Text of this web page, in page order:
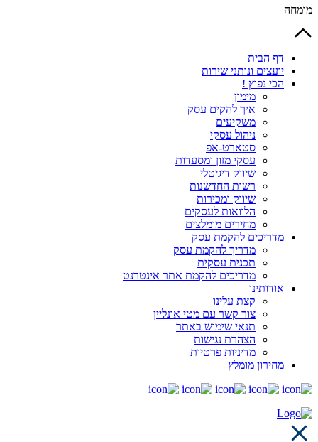
מומחה
דף הבית
יועצים ונותני שירות
הכי נפוץ !
מימון
איך להקים עסק
משקיעים
ניהול עסקי
סטארט-אפ
עסקי מזון ומסעדות
שיווק דיגיטלי
רשות החדשנות
שיווק ומכירות
הלוואות לעסקים
מחירים מומלצים
מדריכים להקמת עסק
מדריך להקמת עסק
תכנית עסקית
מדריכים להקמת אתר אינטרנט
אודותינו
קצת עלינו
צור קשר עם מטי אונליין
תנאי שימוש באתר
הצהרת נגישות
מדיניות פרטיות
מחירון מומלץ